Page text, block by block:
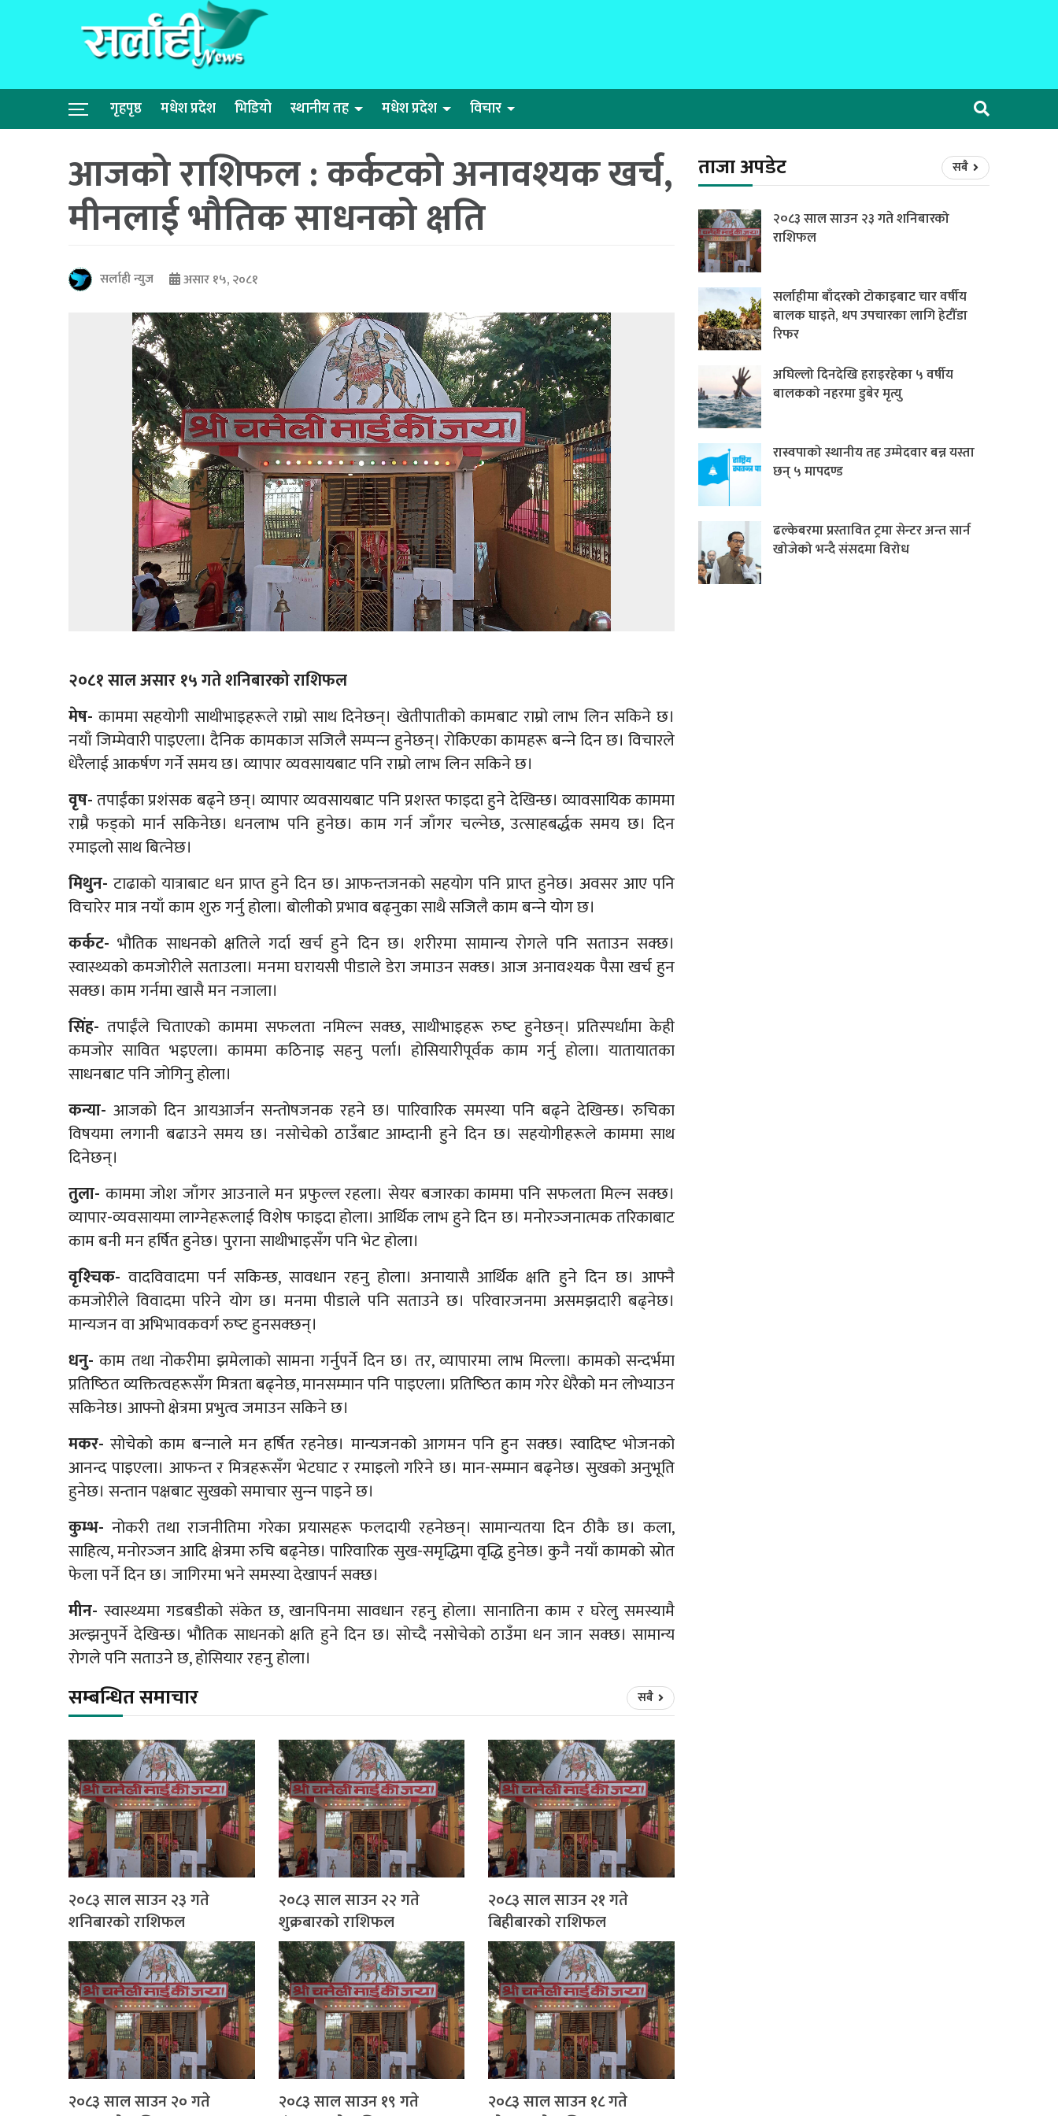
गृहपृष्ठ मधेश प्रदेश भिडियो स्थानीय तह मधेश प्रदेश विचार
आजको राशिफल : कर्कटको अनावश्यक खर्च,
मीनलाई भौतिक साधनको क्षति
सर्लाही न्युज असार १५, २०८१
२०८१ साल असार १५ गते शनिबारको राशिफल
मेष- काममा सहयोगी साथीभाइहरूले राम्रो साथ दिनेछन्। खेतीपातीको कामबाट राम्रो लाभ लिन सकिने छ।
नयाँ जिम्मेवारी पाइएला। दैनिक कामकाज सजिलै सम्पन्‍न हुनेछन्। रोकिएका कामहरू बन्‍ने दिन छ। विचारले
धेरैलाई आकर्षण गर्ने समय छ। व्यापार व्यवसायबाट पनि राम्रो लाभ लिन सकिने छ।
वृष-तपाईंका प्रशंसक बढ्ने छन्। व्यापार व्यवसायबाट पनि प्रशस्त फाइदा हुने देखिन्छ। व्यावसायिक काममा
राम्रै फड्को मार्न सकिनेछ। धनलाभ पनि हुनेछ। काम गर्न जाँगर चल्नेछ, उत्साहबर्द्धक समय छ। दिन
रमाइलो साथ बित्‍नेछ।
मिथुन- टाढाको यात्राबाट धन प्राप्त हुने दिन छ। आफन्तजनको सहयोग पनि प्राप्त हुनेछ। अवसर आए पनि
विचारेर मात्र नयाँ काम शुरु गर्नु होला। बोलीको प्रभाव बढ्नुका साथै सजिलै काम बन्‍ने योग छ।
कर्कट- भौतिक साधनको क्षतिले गर्दा खर्च हुने दिन छ। शरीरमा सामान्य रोगले पनि सताउन सक्छ।
स्वास्थ्यको कमजोरीले सताउला। मनमा घरायसी पीडाले डेरा जमाउन सक्छ। आज अनावश्यक पैसा खर्च हुन
सक्छ। काम गर्नमा खासै मन नजाला।
सिंह- तपाईंले चिताएको काममा सफलता नमिल्न सक्छ, साथीभाइहरू रुष्‍ट हुनेछन्। प्रतिस्पर्धामा केही
कमजोर सावित भइएला। काममा कठिनाइ सहनु पर्ला। होसियारीपूर्वक काम गर्नु होला। यातायातका
साधनबाट पनि जोगिनु होला।
कन्या- आजको दिन आयआर्जन सन्तोषजनक रहने छ। पारिवारिक समस्या पनि बढ्ने देखिन्छ। रुचिका
विषयमा लगानी बढाउने समय छ। नसोचेको ठाउँबाट आम्दानी हुने दिन छ। सहयोगीहरूले काममा साथ
दिनेछन्।
तुला- काममा जोश जाँगर आउनाले मन प्रफुल्ल रहला। सेयर बजारका काममा पनि सफलता मिल्न सक्छ।
व्यापार-व्यवसायमा लाग्‍नेहरूलाई विशेष फाइदा होला। आर्थिक लाभ हुने दिन छ। मनोरञ्‍जनात्मक तरिकाबाट
काम बनी मन हर्षित हुनेछ। पुराना साथीभाइसँग पनि भेट होला।
वृश्‍चिक- वादविवादमा पर्न सकिन्छ, सावधान रहनु होला। अनायासै आर्थिक क्षति हुने दिन छ। आफ्नै
कमजोरीले विवादमा परिने योग छ। मनमा पीडाले पनि सताउने छ। परिवारजनमा असमझदारी बढ्नेछ।
मान्यजन वा अभिभावकवर्ग रुष्‍ट हुनसक्छन्।
धनु- काम तथा नोकरीमा झमेलाको सामना गर्नुपर्ने दिन छ। तर, व्यापारमा लाभ मिल्ला। कामको सन्दर्भमा
प्रतिष्‍ठित व्यक्तित्वहरूसँग मित्रता बढ्नेछ, मानसम्मान पनि पाइएला। प्रतिष्‍ठित काम गरेर धेरैको मन लोभ्याउन
सकिनेछ। आफ्नो क्षेत्रमा प्रभुत्व जमाउन सकिने छ।
मकर- सोचेको काम बन्‍नाले मन हर्षित रहनेछ। मान्यजनको आगमन पनि हुन सक्छ। स्वादिष्‍ट भोजनको
आनन्द पाइएला। आफन्त र मित्रहरूसँग भेटघाट र रमाइलो गरिने छ। मान-सम्मान बढ्नेछ। सुखको अनुभूति
हुनेछ। सन्तान पक्षबाट सुखको समाचार सुन्‍न पाइने छ।
कुम्भ- नोकरी तथा राजनीतिमा गरेका प्रयासहरू फलदायी रहनेछन्। सामान्यतया दिन ठीकै छ। कला,
साहित्य, मनोरञ्‍जन आदि क्षेत्रमा रुचि बढ्नेछ। पारिवारिक सुख-समृद्धिमा वृद्धि हुनेछ। कुनै नयाँ कामको स्रोत
फेला पर्ने दिन छ। जागिरमा भने समस्या देखापर्न सक्छ।
मीन- स्वास्थ्यमा गडबडीको संकेत छ, खानपिनमा सावधान रहनु होला। सानातिना काम र घरेलु समस्यामै
अल्झनुपर्ने देखिन्छ। भौतिक साधनको क्षति हुने दिन छ। सोच्दै नसोचेको ठाउँमा धन जान सक्छ। सामान्य
रोगले पनि सताउने छ, होसियार रहनु होला।
सम्बन्धित समाचार सबै
२०८३ साल साउन २३ गते
शनिबारको राशिफल
२०८३ साल साउन २२ गते
शुक्रबारको राशिफल
२०८३ साल साउन २१ गते
बिहीबारको राशिफल
२०८३ साल साउन २० गते
२०८३ साल साउन १९ गते
२०८३ साल साउन १८ गते
ताजा अपडेट सबै
२०८३ साल साउन २३ गते शनिबारको
राशिफल
सर्लाहीमा बाँदरको टोकाइबाट चार वर्षीय
बालक घाइते, थप उपचारका लागि हेटौँडा
रिफर
अघिल्लो दिनदेखि हराइरहेका ५ वर्षीय
बालकको नहरमा डुबेर मृत्यु
रास्वपाको स्थानीय तह उम्मेदवार बन्न यस्ता
छन् ५ मापदण्ड
ढल्केबरमा प्रस्तावित ट्रमा सेन्टर अन्त सार्न
खोजेको भन्दै संसदमा विरोध